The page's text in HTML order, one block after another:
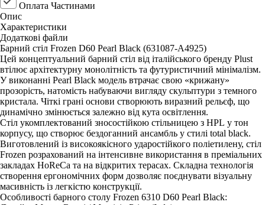
Оплата Частинами
Опис
Характеристики
Додаткові файли
Барний стіл Frozen D60 Pearl Black (631087-A4925)
Цей концептуальний барний стіл від італійського бренду Plust
втілює архітектурну монолітність та футуристичний мінімалізм.
У виконанні Pearl Black модель втрачає свою «крижану»
прозорість, натомість набуваючи вигляду скульптури з темного
кристала. Чіткі грані основи створюють виразний рельєф, що
динамічно змінюється залежно від кута освітлення.
Стіл укомплектований зносостійкою стільницею з HPL у тон
корпусу, що створює бездоганний ансамбль у стилі total black.
Виготовлений із високоякісного ударостійкого поліетилену, стіл
Frozen розрахований на інтенсивне використання в преміальних
закладах HoReCa та на відкритих терасах. Складна технологія
створення ергономічних форм дозволяє поєднувати візуальну
масивність із легкістю конструкції.
Особливості барного столу Frozen 6310 D60 Pearl Black: